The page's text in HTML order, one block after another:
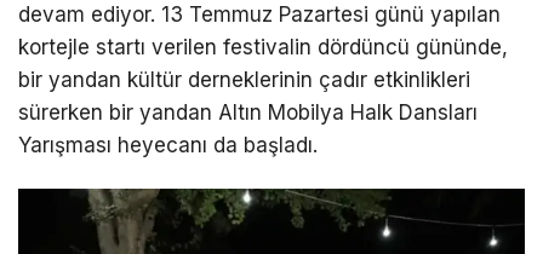
devam ediyor. 13 Temmuz Pazartesi günü yapılan
kortejle startı verilen festivalin dördüncü gününde,
bir yandan kültür derneklerinin çadır etkinlikleri
sürerken bir yandan Altın Mobilya Halk Dansları
Yarışması heyecanı da başladı.